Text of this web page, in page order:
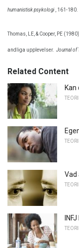
humanistisk psykologi, 161-180.
Thomas, LE, & Cooper, PE
andliga upplevelser. Journal of
Related Content
Vad